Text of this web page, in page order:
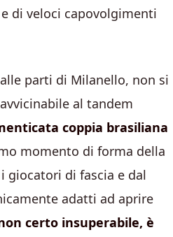
di veloci capovolgimenti
parti di Milanello, non si
al tandem
coppia brasiliana
momento di forma della
giocatori di fascia e dal
adatti ad aprire
certo insuperabile, è